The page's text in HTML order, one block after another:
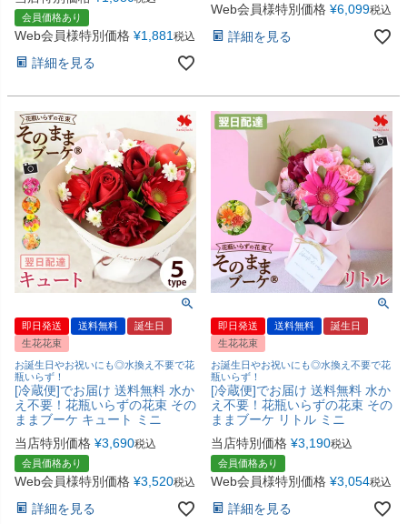
会員価格あり
Web会員様特別価格 ¥1,881 税込
詳細を見る
Web会員様特別価格 ¥6,099税込
詳細を見る
即日発送 送料無料
誕生日
生花花束
お誕生日やお祝いにも◎水換え不要で花
瓶いらず！
[冷蔵便]でお届け 送料無料 水か
え不要！花瓶いらずの花束 その
ままブーケ キュート ミニ
当店特別価格 ¥3,690税込
会員価格あり
Web会員様特別価格 ¥3,520税込
詳細を見る
即日発送 送料無料
誕生日
生花花束
お誕生日やお祝いにも◎水換え不要で花
瓶いらず！
[冷蔵便]でお届け 送料無料 水か
え不要！花瓶いらずの花束 その
ままブーケ リトル ミニ
当店特別価格 ¥3,190税込
会員価格あり
Web会員様特別価格 ¥3,054税込
詳細を見る